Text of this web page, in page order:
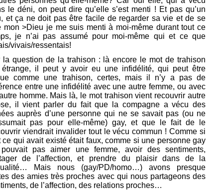
le déni, on peut dire qu’elle s’est menti ! Et pas qu’un
et ça ne doit pas être facile de regarder sa vie et de se
mon >Dieu je me suis menti à moi-même durant tout ce
je n’ai pas assumé pour moi-même qui et ce que
vivais/ressentais!
la question de la trahison : là encore le mot de trahison
étrange, il peut y avoir eu une infidélité, qui peut être
comme une trahison, certes, mais il n’y a pas de
entre une infidélité avec une autre femme, ou avec
homme. Mais là, le mot trahison vient recouvrir autre
il vient parler du fait que la compagne a vécu des
auprès d’une personne qui ne se savait pas (ou ne
pas pour elle-même) gay, et que le fait de le
viendrait invalider tout le vécu commun ! Comme si
ce qui avait existé était faux, comme si une personne gay
pas aimer une femme, avoir des sentiments,
de l’affection, et prendre du plaisir dans de la
Mais nous (gay/PD/homo…) avons presque
des amies très proches avec qui nous partageons des
de l’affection, des relations proches…